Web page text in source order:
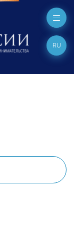
RU